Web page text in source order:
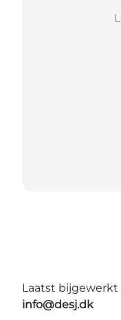
Laatst bijgewerkt
info@desj.dk